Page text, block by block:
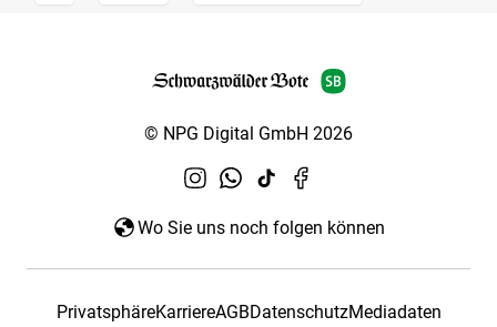
© NPG Digital GmbH 2026
Wo Sie uns noch folgen können
PrivatsphäreKarriereAGBDatenschutzMediadaten